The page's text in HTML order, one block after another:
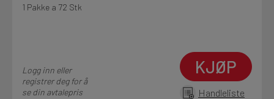
1 Pakke a 72 Stk
Logg inn eller
registrer deg for å
se din avtalepris
KJØP
Handleliste